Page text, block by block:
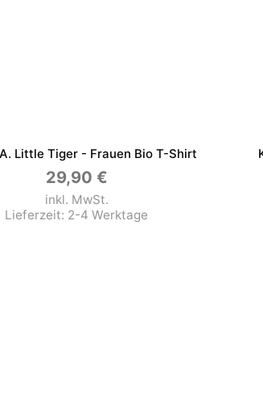
Little Tiger - Frauen Bio T-Shirt
29,90 €
inkl. MwSt.
Lieferzeit: 2-4 Werktage